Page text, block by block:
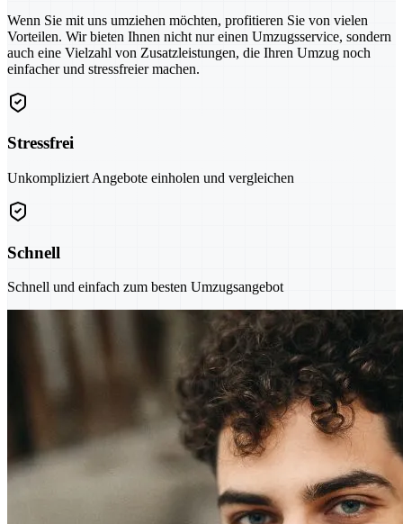
Wenn Sie mit uns umziehen möchten, profitieren Sie von vielen
Vorteilen. Wir bieten Ihnen nicht nur einen Umzugsservice, sondern
auch eine Vielzahl von Zusatzleistungen, die Ihren Umzug noch
einfacher und stressfreier machen.
Stressfrei
Unkompliziert Angebote einholen und vergleichen
Schnell
Schnell und einfach zum besten Umzugsangebot